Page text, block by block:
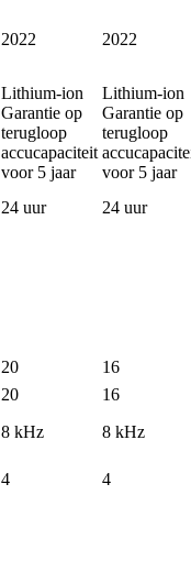
2022
2022
Lithium-ion
Garantie op
terugloop
accucapaciteit
voor 5 jaar
Lithium-ion
Garantie op
terugloop
voor 5 jaar
24 uur
24 uur
20
16
20
16
8 kHz
8 kHz
4
4